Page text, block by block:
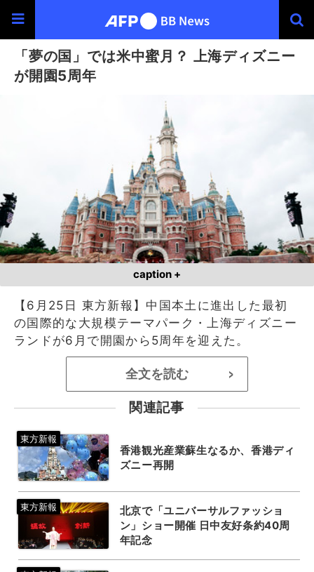
「夢の国」では米中蜜月？ 上海ディズニー
が開園5周年
caption +
【6月25日 東方新報】中国本土に進出した最初
の国際的な大規模テーマパーク・上海ディズニー
ランドが6月で開園から5周年を迎えた。
全文を読む >
関連記事
香港観光産業蘇生なるか、香港ディ
ズニー再開
北京で「ユニバーサルファッショ
ン」ショー開催 日中友好条約40周
年記念